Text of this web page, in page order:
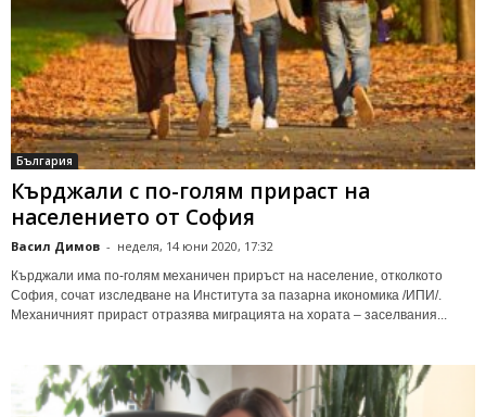
България
Кърджали с по-голям прираст на
населението от София
Васил Димов - неделя, 14 юни 2020, 17:32
Кърджали има по-голям механичен приръст на население, отколкото
София, сочат изследване на Института за пазарна икономика /ИПИ/.
Механичният прираст отразява миграцията на хората – заселвания...